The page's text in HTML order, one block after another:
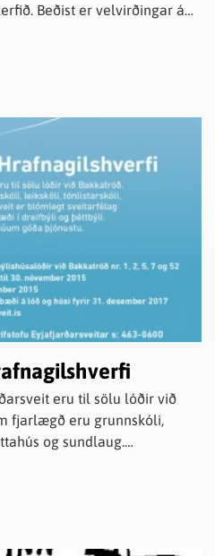
á
í s. 528-9690
eru til sölu lóðir við
fjarlægð eru grunnskóli,
og sundlaug.
í dreifbýli og þéttbýli.